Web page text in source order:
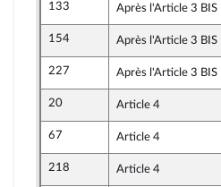
133 Après l'Article 3 BIS
154 Après l'Article 3 BIS
227 Après l'Article 3 BIS
20 Article 4
67 Article 4
218 Article 4